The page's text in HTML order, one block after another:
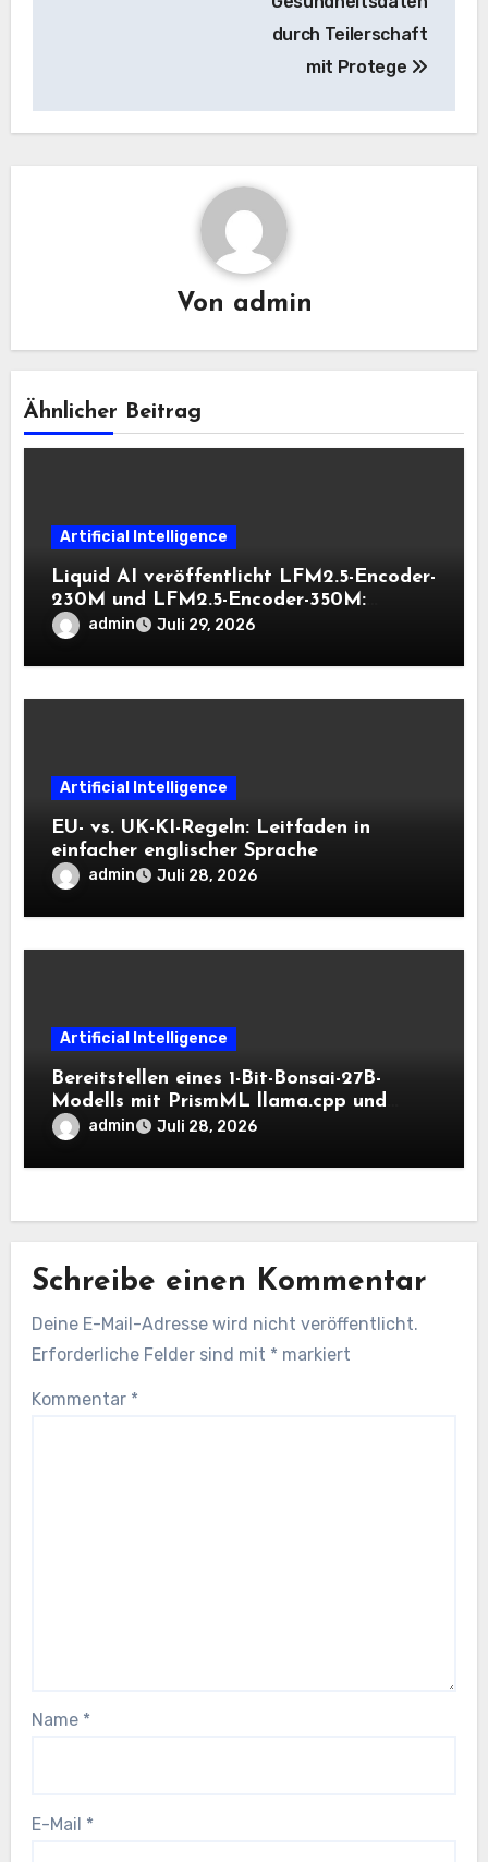
durch Teilerschaft
mit Protege
Von admin
Ähnlicher Beitrag
Artificial Intelligence
Liquid AI veröffentlicht LFM2.5-Encoder-
230M und LFM2.5-Encoder-350M:
Bidirektionale Encoder, die bei 8K-
Kontext auf der CPU schnell bleiben
admin Juli 29, 2026
Artificial Intelligence
EU- vs. UK-KI-Regeln: Leitfaden in
einfacher englischer Sprache
admin Juli 28, 2026
Artificial Intelligence
Bereitstellen eines 1-Bit-Bonsai-27B-
Modells mit PrismML llama.cpp und
OpenAI-kompatiblen lokalen Inferenz-
Workflows
admin Juli 28, 2026
Schreibe einen Kommentar
Deine E-Mail-Adresse wird nicht veröffentlicht.
Erforderliche Felder sind mit * markiert
Kommentar *
Name *
E-Mail *